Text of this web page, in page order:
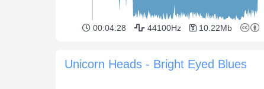
00:04:28 44100Hz 10.22Mb
Unicorn Heads - Bright Eyed Blues